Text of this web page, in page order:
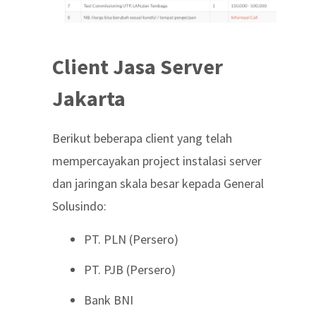
Client Jasa Server
Jakarta
Berikut beberapa client yang telah
mempercayakan project instalasi server
dan jaringan skala besar kepada General
Solusindo:
PT. PLN (Persero)
PT. PJB (Persero)
Bank BNI